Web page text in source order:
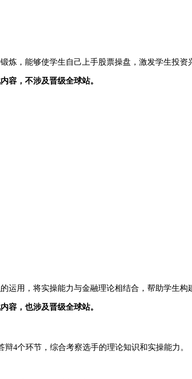
炼，能够使学生自己上手股票操盘，激发学生投资
容，不涉及晋级全球站。
运用，将实操能力与金融理论相结合，帮助学生
容，也涉及晋级全球站。
4个环节，综合考察选手的理论知识和实操能力。